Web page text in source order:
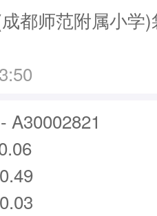
都师范附属小学
A30002821